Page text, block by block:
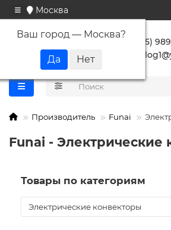
Москва
Ваш город — Москва?
+7 (495)
Производитель Funai
Funai - Электрические
Товары по категориям